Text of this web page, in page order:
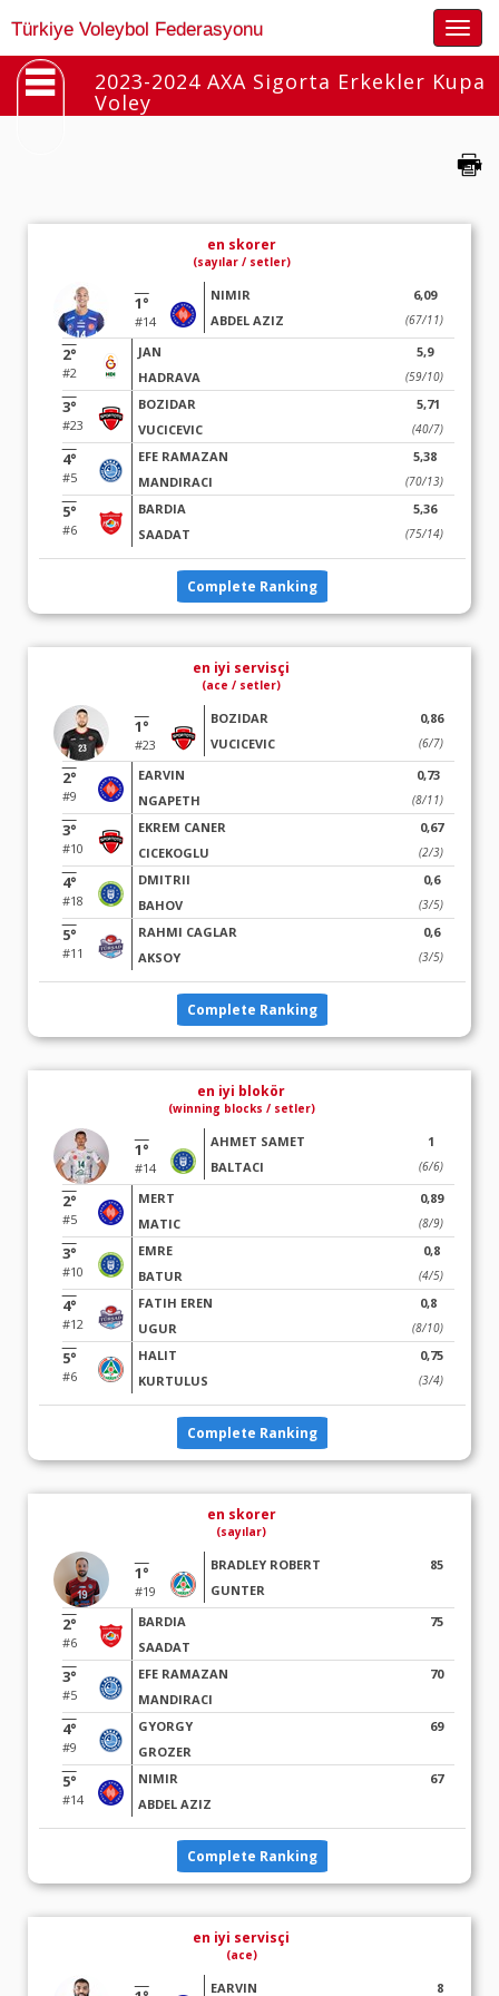
Türkiye Voleybol Federasyonu
2023-2024 AXA Sigorta Erkekler Kupa
Voley
en skorer
(sayılar / setler)
1°
#14
NIMIR
ABDEL AZIZ
6,09
(67/11)
2°
#2
JAN
HADRAVA
5,9
(59/10)
3°
#23
BOZIDAR
VUCICEVIC
5,71
(40/7)
4°
#5
EFE RAMAZAN
MANDIRACI
5,38
(70/13)
5°
#6
BARDIA
SAADAT
5,36
(75/14)
Complete Ranking
en iyi servisçi
(ace / setler)
1°
#23
BOZIDAR
VUCICEVIC
0,86
(6/7)
2°
#9
EARVIN
NGAPETH
0,73
(8/11)
3°
#10
EKREM CANER
CICEKOGLU
0,67
(2/3)
4°
#18
DMITRII
BAHOV
0,6
(3/5)
5°
#11
RAHMI CAGLAR
AKSOY
0,6
(3/5)
Complete Ranking
en iyi blokör
(winning blocks / setler)
1°
#14
AHMET SAMET
BALTACI
1
(6/6)
2°
#5
MERT
MATIC
0,89
(8/9)
3°
#10
EMRE
BATUR
0,8
(4/5)
4°
#12
FATIH EREN
UGUR
0,8
(8/10)
5°
#6
HALIT
KURTULUS
0,75
(3/4)
Complete Ranking
en skorer
(sayılar)
1°
#19
BRADLEY ROBERT
GUNTER
85
2°
#6
BARDIA
SAADAT
75
3°
#5
EFE RAMAZAN
MANDIRACI
70
4°
#9
GYORGY
GROZER
69
5°
#14
NIMIR
ABDEL AZIZ
67
Complete Ranking
en iyi servisçi
(ace)
EARVIN 8